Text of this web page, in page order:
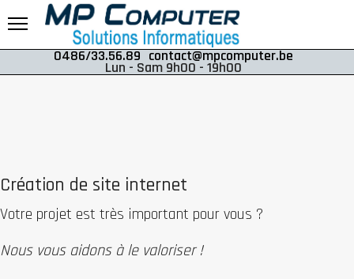
0486/33.56.89 contact@mpcomputer.be
Lun - Sam 9h00 - 19h00
Création de site internet
Votre projet est très important pour vous ?
Nous vous aidons à le valoriser !